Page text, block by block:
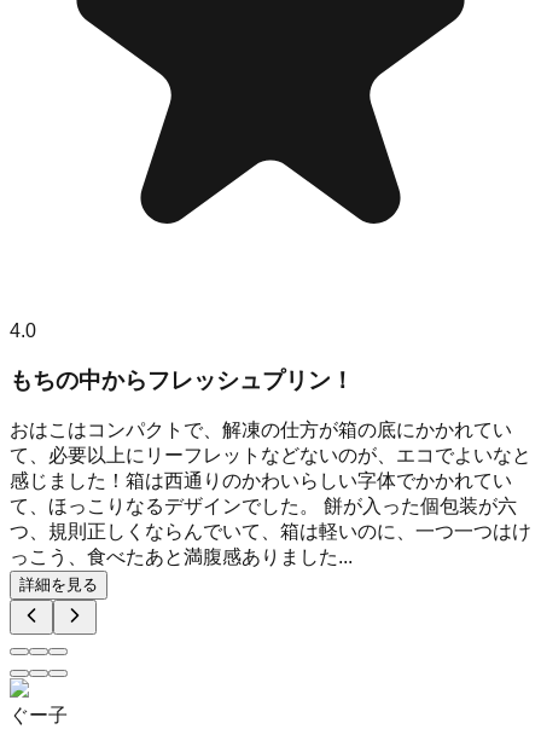
4.0
もちの中からフレッシュプリン！
おはこはコンパクトで、解凍の仕方が箱の底にかかれてい
て、必要以上にリーフレットなどないのが、エコでよいなと
感じました！箱は西通りのかわいらしい字体でかかれてい
て、ほっこりなるデザインでした。 餅が入った個包装が六
つ、規則正しくならんでいて、箱は軽いのに、一つ一つはけ
っこう、食べたあと満腹感ありました...
詳細を見る
ぐー子